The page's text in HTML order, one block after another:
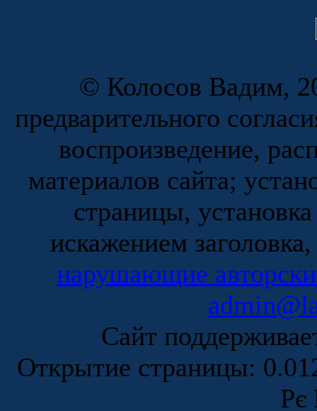
© Колосов Вадим,
предварительного
воспроизведение,
материалов сайта;
страницы,
искажением
нарушающие
Сайт
Открытие страницы:
Рє